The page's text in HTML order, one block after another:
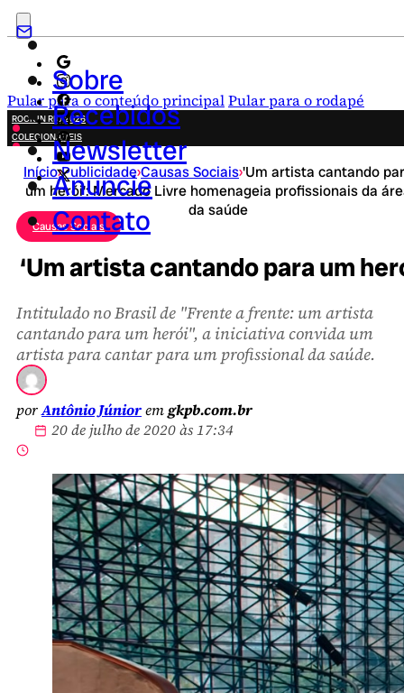
Pular para o conteúdo principalPular para o rodapé
Sobre
Recebidos
Newsletter
Anuncie
Contato
ROCK IN RIO 2026
COLECIONÁVEIS
FESTA JUNINA
NOVIDADES
CAMPANHAS CRIATIVAS
Início›Publicidade›Causas Sociais›'Um artista cantando
um herói': Mercado Livre homenageia profissionais da
da saúde
Causas Sociais
‘Um artista cantando para um
Intitulado no Brasil de "Frente a frente: um artista
cantando para um herói", a iniciativa convida um
artista para cantar para um profissional da saúde.
porAntônio Júnioremgkpb.com.br
20 de julho de 2020 às 17:34